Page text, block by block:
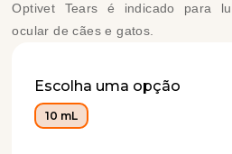
Optivet Tears é indicado para
ocular de cães e gatos.
Escolha uma opção
10 mL